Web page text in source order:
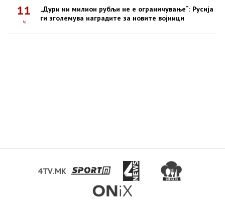
11
ч
„Дури ни милион рубљи не е ограничување“: Русија
ги зголемува наградите за новите војници
4TV.MK